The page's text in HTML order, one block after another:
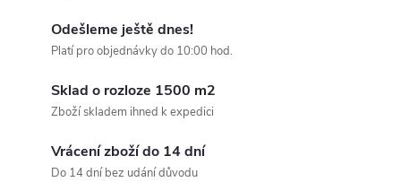
Odešleme ještě dnes!
Platí pro objednávky do 10:00 hod.
Sklad o rozloze 1500 m2
Zboží skladem ihned k expedici
Vrácení zboží do 14 dní
Do 14 dní bez udání důvodu